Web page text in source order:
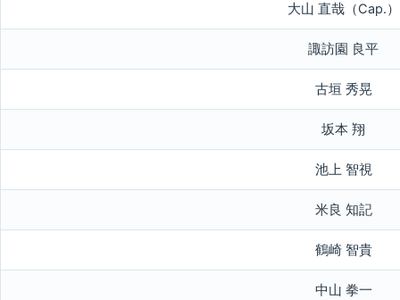
大山 直哉（Cap.）
諏訪園 良平
古垣 秀晃
坂本 翔
池上 智視
米良 知記
鶴崎 智貴
中山 拳一